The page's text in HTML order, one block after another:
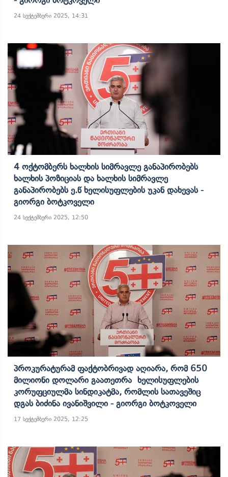
24 სექტემბერი 2025, 14:31
4 Ოქტომბერს Ხალხის Სიმრავლე Განაპირობებს
Ხალხის Პოზიციას Და Ხალხის Სიმრავლე
Განაპირობებს Ე.წ Ხელისუფლების Უკან Დახევას -
Გიორგი Ბოტკოველი
24 სექტემბერი 2025, 12:50
Პროკურატურამ Ფაქტობრივად Აღიარა, Რომ 650
Მილიონი Დოლარი Გაათეთრა Ხელისუფლების
Კორუფციულმა Სინდიკატმა, Რომლის Სათავეშიც
Დგას Ბიძინა Ივანიშვილი - Გიორგი Ბოტკოველი
17 სექტემბერი 2025, 12:25